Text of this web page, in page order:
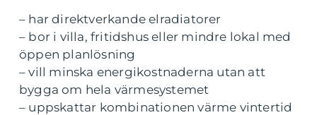
– har direktverkande elradiatorer
– bor i villa, fritidshus eller mindre lokal med
öppen planlösning
– vill minska energikostnaderna utan att
bygga om hela värmesystemet
– uppskattar kombinationen värme vintertid